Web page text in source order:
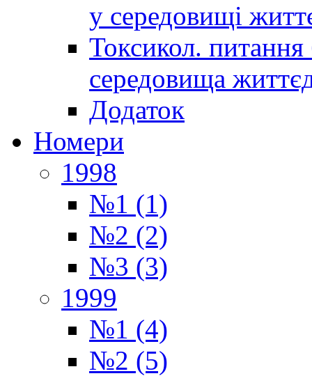
у середовищі
Токсикол. питання
середовища
Додаток
Номери
1998
№1 (1)
№2 (2)
№3 (3)
1999
№1 (4)
№2 (5)